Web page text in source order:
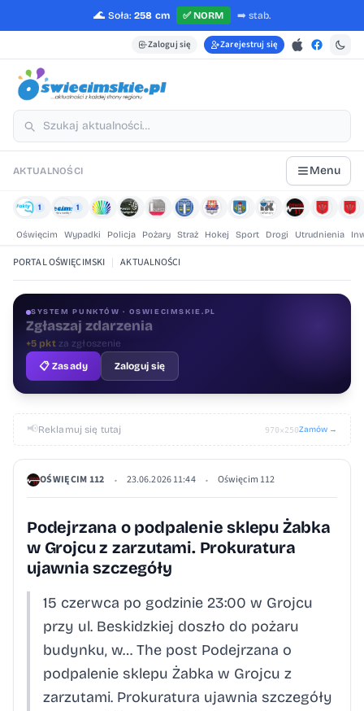
🌊 Soła: 258 cm ✅NORM ➡️ stab.
Zaloguj się Zarejestruj się
AKTUALNOŚCI Menu
1 1
Oświęcim Wypadki Policja Pożary Straż Hokej Sport Drogi Utrudnienia
PORTAL OŚWIĘCIMSKI | AKTUALNOŚCI
SYSTEM PUNKTÓW · OSWIECIMSKIE.PL
Oceniaj treści
+1 pktza ocenę
📋 Zasady
Zaloguj się
📢Reklamuj się tutaj 970×250Zamów →
OŚWIĘCIM 112 • 23.06.2026 11:44 • Oświęcim 112
Podejrzana o podpalenie sklepu Żabka
w Grojcu z zarzutami. Prokuratura
ujawnia szczegóły
15 czerwca po godzinie 23:00 w Grojcu
przy ul. Beskidzkiej doszło do pożaru
budynku, w… The post Podejrzana o
podpalenie sklepu Żabka w Grojcu z
zarzutami. Prokuratura ujawnia szczegóły